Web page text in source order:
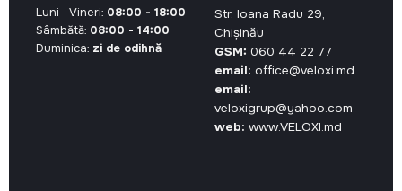
Str. Ioana Radu 29,
Chișinău
GSM: 060 44 22 77
email: office@veloxi.md
email:
veloxigrup@yahoo.com
web: www.VELOXI.md
Luni - Vineri: 08:00 - 18:00
Sâmbătă: 08:00 - 14:00
Duminica: zi de odihnă